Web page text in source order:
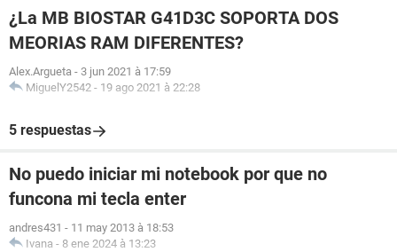
¿La MB BIOSTAR G41D3C SOPORTA DOS
MEORIAS RAM DIFERENTES?
Alex.Argueta - 3 jun 2021 à 17:59
MiguelY2542 - 19 ago 2021 à 22:28
5 respuestas
No puedo iniciar mi notebook por que no
funcona mi tecla enter
andres431 - 11 may 2013 à 18:53
Ivana - 8 ene 2024 à 13:23